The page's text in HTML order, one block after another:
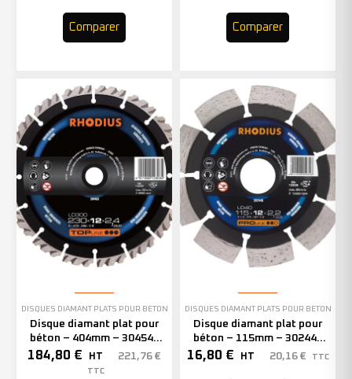
Comparer Comparer
DISQUES DIAMANT PLATS POUR BÉTON
Disque diamant plat pour
béton – 404mm – 304544
(x1)
184,80 € HT 221,76 €
TTC
DISQUES DIAMANT PLATS POUR BÉTON
Disque diamant plat pour
béton – 115mm – 302448
(x1)
16,80 € HT 20,16 € TTC